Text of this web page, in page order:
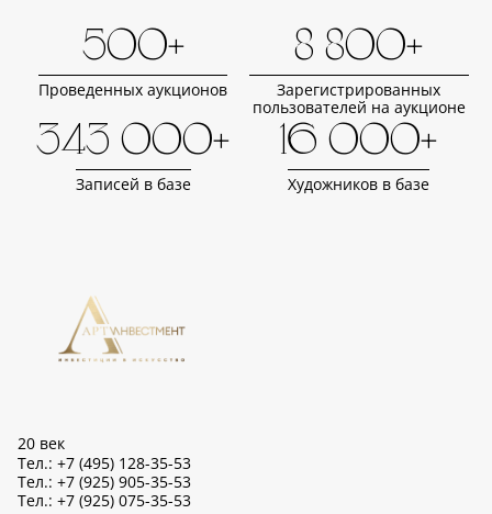
500+
Проведенных аукционов
8 800+
Зарегистрированных
пользователей на аукционе
343 000+
Записей в базе
16 000+
Художников в базе
20 век
Тел.: +7 (495) 128-35-53
Тел.: +7 (925) 905-35-53
Тел.: +7 (925) 075-35-53